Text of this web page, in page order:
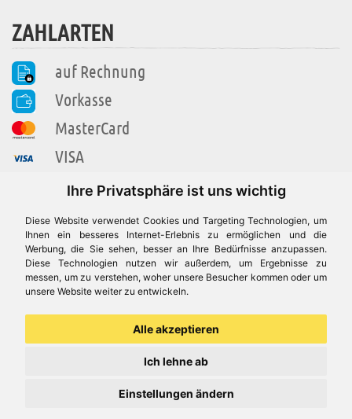
Ihre Privatsphäre ist uns wichtig
Diese Website verwendet Cookies und Targeting Technologien, um
Ihnen ein besseres Internet-Erlebnis zu ermöglichen und die
Werbung, die Sie sehen, besser an Ihre Bedürfnisse anzupassen.
Diese Technologien nutzen wir außerdem, um Ergebnisse zu
messen, um zu verstehen, woher unsere Besucher kommen oder um
unsere Website weiter zu entwickeln.
Alle akzeptieren
Ich lehne ab
Einstellungen ändern
ZAHLARTEN
auf Rechnung
Vorkasse
MasterCard
VISA
amazon pay
PayPal
KUNDENSERVICE
Schnellbestellung
Versandkosten & Rabatt
FAQ - Häufige Fragen